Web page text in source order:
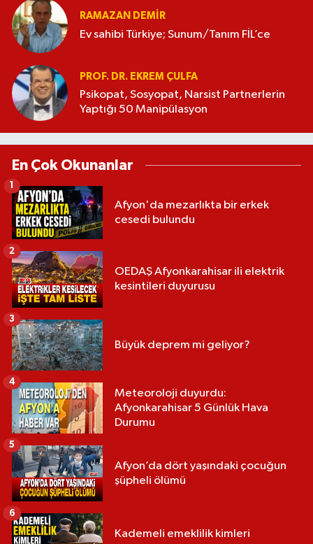
RAMAZAN DEMİR
Ev sahibi Türkiye; Sunum/Tanım FİL’ce
PROF. DR. EKREM ÇULFA
Psikopat, Sosyopat, Narsist Partnerlerin
Yaptığı 50 Manipülasyon
En Çok Okunanlar
Afyon'da mezarlıkta bir erkek
cesedi bulundu
1
OEDAŞ Afyonkarahisar ili elektrik
kesintileri duyurusu
2
Büyük deprem mi geliyor?
3
Meteoroloji duyurdu:
Afyonkarahisar 5 Günlük Hava
Durumu
4
Afyon’da dört yaşındaki çocuğun
şüpheli ölümü
5
Kademeli emeklilik kimleri
6